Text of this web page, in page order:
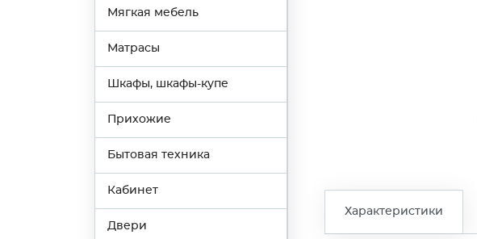
Мягкая мебель
Матрасы
Шкафы, шкафы-купе
Прихожие
Бытовая техника
Кабинет
Двери
Характеристики